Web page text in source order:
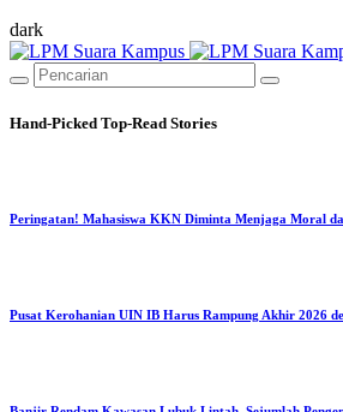
dark
Hand-Picked Top-Read Stories
Peringatan! Mahasiswa KKN Diminta Menjaga Moral
Pusat Kerohanian UIN IB Harus Rampung Akhir 2026